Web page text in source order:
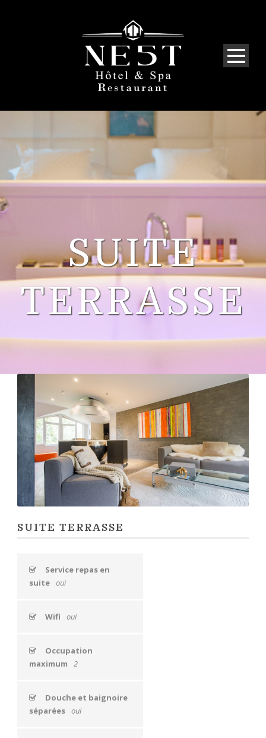
SUITE
TERRASSE
SUITE TERRASSE
Service repas en
suite oui
Wifi oui
Occupation
maximum
2
Douche et baignoire
séparées oui